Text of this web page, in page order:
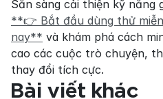
**👉 Bắt đầu dùng thử
nay** và khám phá cách
cao các cuộc trò chuyện,
thay đổi tích cực.
Bài viết khác